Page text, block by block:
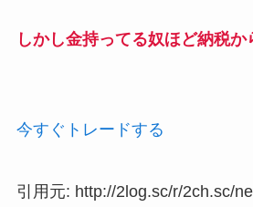
しかし金持ってる奴ほど納税か
今すぐトレードする
引用元: http://2log.sc/r/2ch.sc/